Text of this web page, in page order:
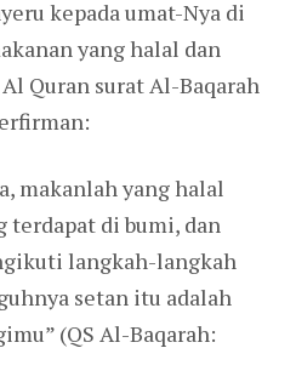
kepada umat-Nya di
yang halal dan
Quran surat Al-Baqarah
makanlah yang halal
terdapat di bumi, dan
langkah-langkah
setan itu adalah
(QS Al-Baqarah: